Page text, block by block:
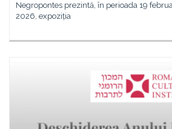
Negropontes prezintă, în perioada 19
2026, expoziția